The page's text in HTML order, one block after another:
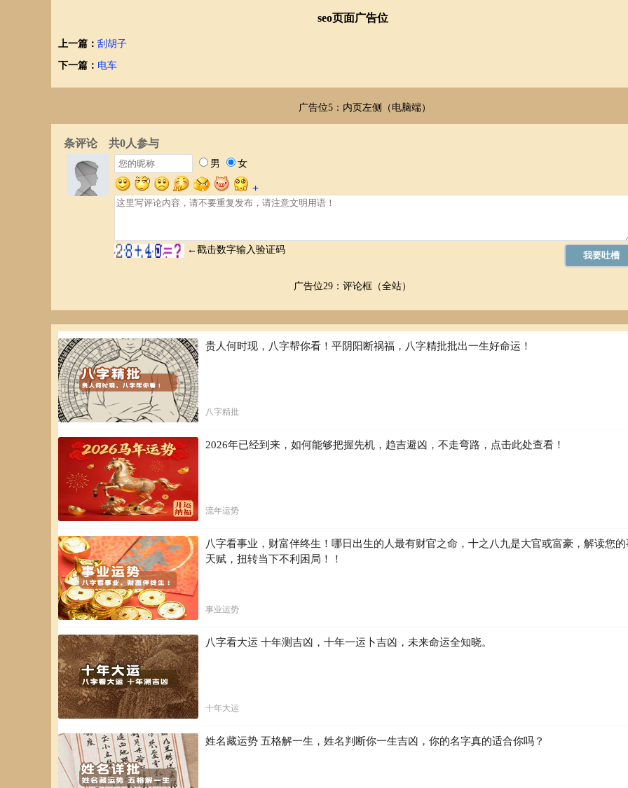
seo页面广告位
上一篇： 刮胡子
下一篇： 电车
广告位5：内页左侧（电脑端）
广告位29：评论框（全站）
贵人何时现，八字帮你看！平阴阳断祸福，八字精批批出一生好命运！
八字精批
2026年已经到来，如何能够把握先机，趋吉避凶，不走弯路，点击此处查看！
流年运势
八字看事业，财富伴终生！哪日出生的人最有财官之命，十之八九是大官或富豪，解读您
天赋，扭转当下不利困局！！
事业运势
八字看大运 十年测吉凶，十年一运卜吉凶，未来命运全知晓。
十年大运
姓名藏运势 五格解一生，姓名判断你一生吉凶，你的名字真的适合你吗？